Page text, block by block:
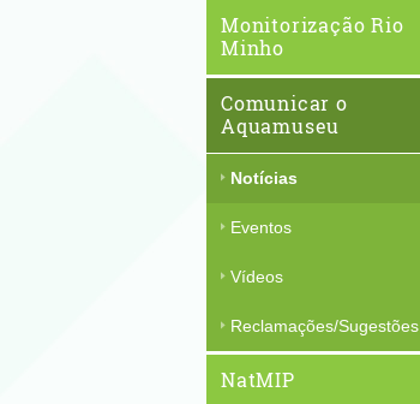
Monitorização Rio
Minho
Comunicar o
Aquamuseu
Notícias
Eventos
Vídeos
Reclamações/Sugestões
NatMIP